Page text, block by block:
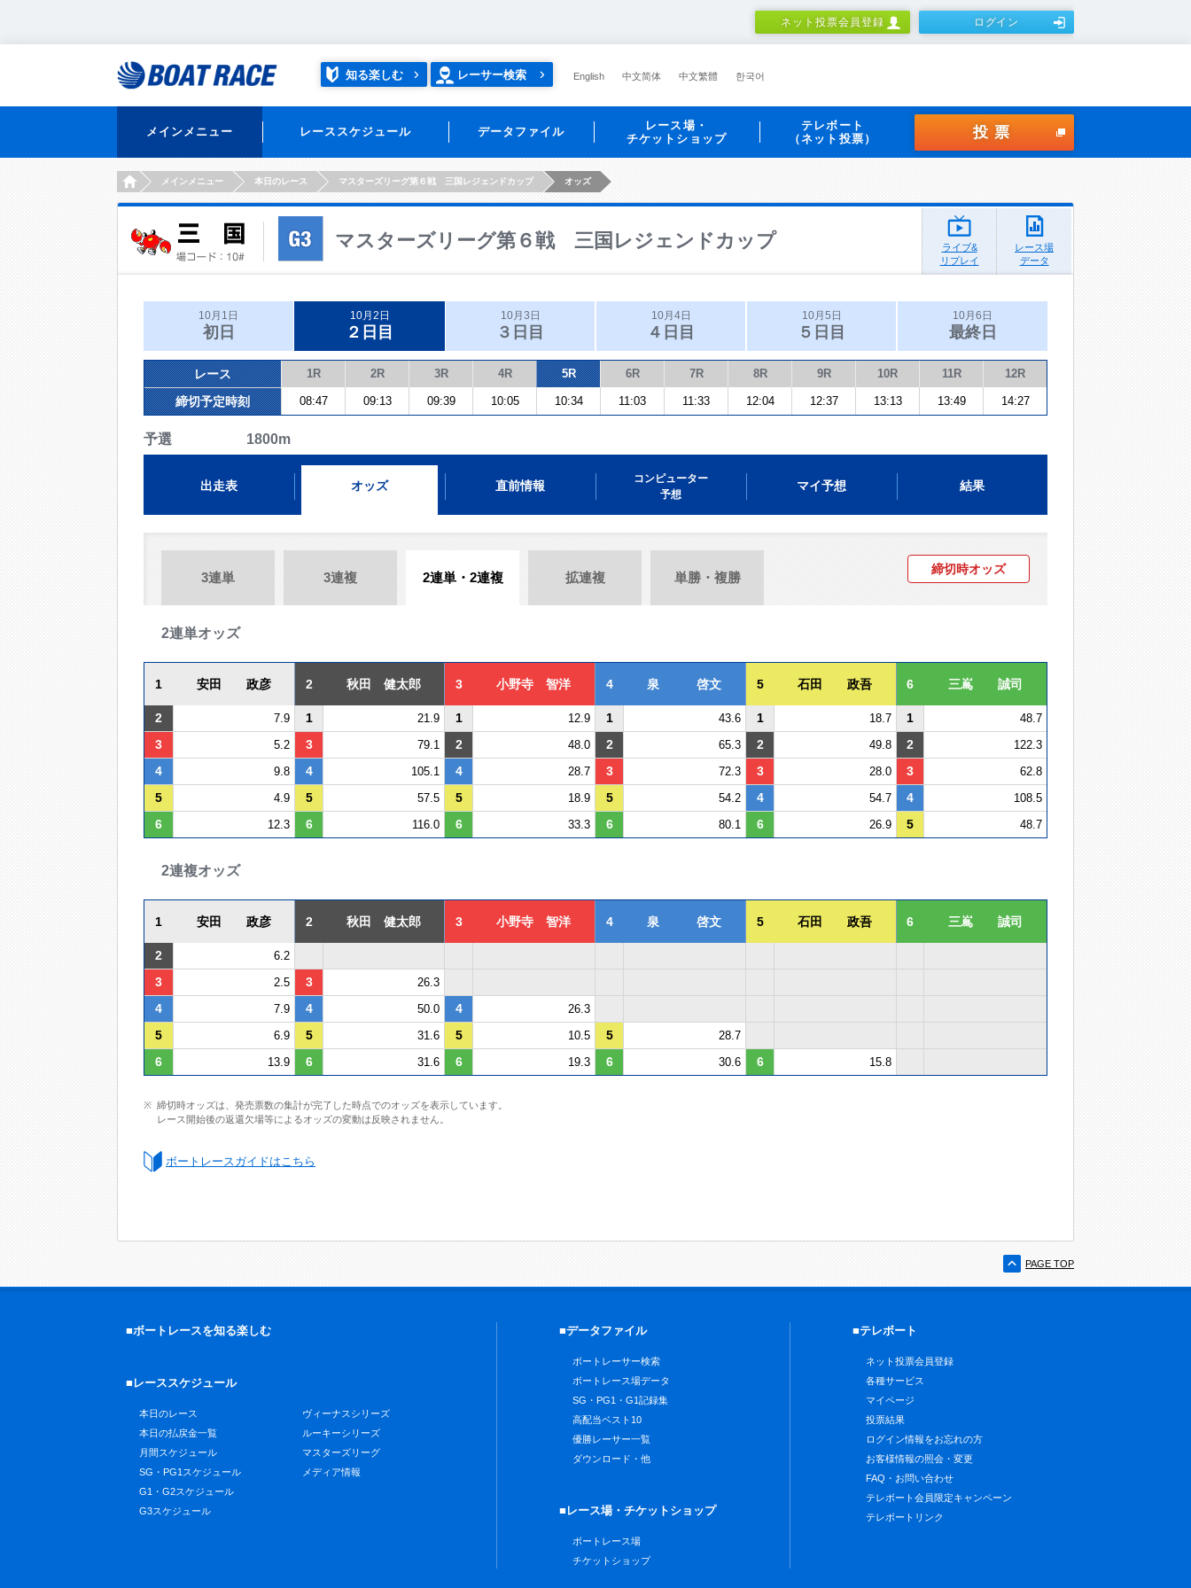
ネット投票会員登録 ログイン
知る楽しむ レーサー検索 English 中文简体 中文繁體 한국어
メインメニュー レーススケジュール データファイル
レース場・
チケットショップ
テレボート
（ネット投票）
投票
HOMEメインメニュー 本日のレース マスターズリーグ第６戦 三国レジェンドカップ オッズ
マスターズリーグ第６戦 三国レジェンドカップ
ライブ&
リプレイ
レース場
データ
10月1日
初日
10月2日
２日目
10月3日
３日目
10月4日
４日目
10月5日
５日目
10月6日
最終日
レース 1R 2R 3R 4R 5R 6R 7R 8R 9R 10R 11R 12R
締切予定時刻 08:47 09:13 09:39 10:05 10:34 11:03 11:33 12:04 12:37 13:13 13:49 14:27
予選 1800m
出走表 オッズ 直前情報
コンピューター
予想
マイ予想 結果
3連単 3連複 2連単・2連複 拡連複 単勝・複勝
締切時オッズ
2連単オッズ
1 安田 政彦 2 秋田 健太郎 3 小野寺 智洋 4 泉 啓文 5 石田 政吾 6 三嶌 誠司
2 7.9 1 21.9 1 12.9 1 43.6 1 18.7 1 48.7
3 5.2 3 79.1 2 48.0 2 65.3 2 49.8 2 122.3
4 9.8 4 105.1 4 28.7 3 72.3 3 28.0 3 62.8
5 4.9 5 57.5 5 18.9 5 54.2 4 54.7 4 108.5
6 12.3 6 116.0 6 33.3 6 80.1 6 26.9 5 48.7
2連複オッズ
1 安田 政彦 2 秋田 健太郎 3 小野寺 智洋 4 泉 啓文 5 石田 政吾 6 三嶌 誠司
2 6.2
3 2.5 3 26.3
4 7.9 4 50.0 4 26.3
5 6.9 5 31.6 5 10.5 5 28.7
6 13.9 6 31.6 6 19.3 6 30.6 6 15.8
締切時オッズは、発売票数の集計が完了した時点でのオッズを表示しています。
レース開始後の返還欠場等によるオッズの変動は反映されません。
ボートレースガイドはこちら
PAGE TOP
■ボートレースを知る楽しむ
■レーススケジュール
本日のレース
本日の払戻金一覧
月間スケジュール
SG・PG1スケジュール
G1・G2スケジュール
G3スケジュール
ヴィーナスシリーズ
ルーキーシリーズ
マスターズリーグ
メディア情報
■データファイル
ボートレーサー検索
ボートレース場データ
SG・PG1・G1記録集
高配当ベスト10
優勝レーサー一覧
ダウンロード・他
■レース場・チケットショップ
ボートレース場
チケットショップ
■テレボート
ネット投票会員登録
各種サービス
マイページ
投票結果
ログイン情報をお忘れの方
お客様情報の照会・変更
FAQ・お問い合わせ
テレボート会員限定キャンペーン
テレボートリンク